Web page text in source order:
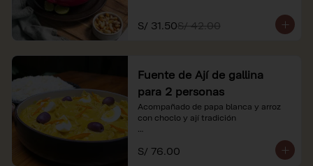
S/ 31.50S/ 42.00
Fuente de Ají de gallina
para 2 personas
Acompañado de papa blanca y arroz
con choclo y ají tradición
*Nuestros precios están expresados en
soles e incluyen impuestos de ley y
S/ 76.00